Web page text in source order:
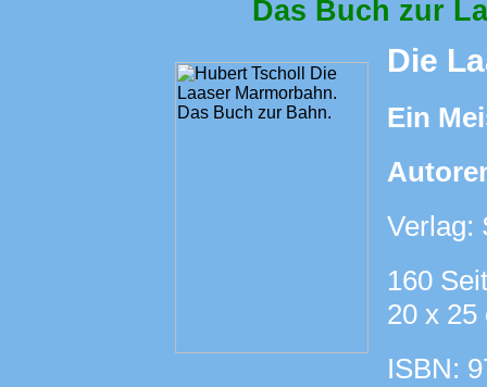
Das Buch zur
Die
Ein
Verlag:
160
20 x 25
ISBN: